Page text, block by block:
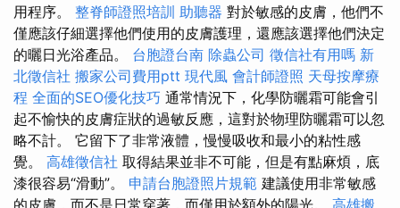
用程序。 整脊師證照培訓 助聽器 對於敏感的皮膚，他們不
僅應該仔細選擇他們使用的皮膚護理，還應該選擇他們決定
的曬日光浴產品。 台胞證台南 除蟲公司 徵信社有用嗎 新
北徵信社 搬家公司費用ptt 現代風 會計師證照 天母按摩療
程 全面的SEO優化技巧 通常情況下，化學防曬霜可能會引
起不愉快的皮膚症狀的過敏反應，這對於物理防曬霜可以忽
略不計。 它留下了非常液體，慢慢吸收和最小的粘性感
覺。 高雄徵信社 取得結果並非不可能，但是有點麻煩，底
漆很容易“滑動”。 申請台胞證照片規範 建議使用非常敏感
的皮膚，而不是日常穿著，而僅用於額外的陽光。 高雄搬